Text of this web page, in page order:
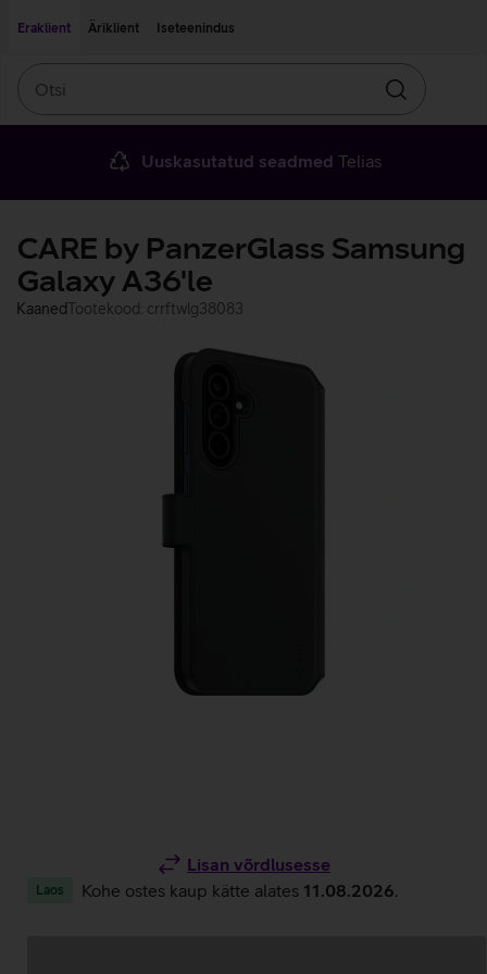
Eraklient
Äriklient Iseteenindus
Otsin
Uuskasutatud seadmed Telias
CARE by PanzerGlass Samsung
Galaxy A36'le
KaanedTootekood: crrftwlg38083
Lisan võrdlusesse
Laos Kohe ostes kaup kätte alates 11.08.2026